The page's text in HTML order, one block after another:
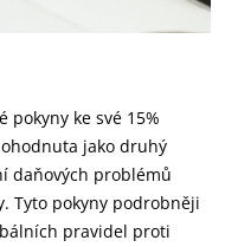
pokyny ke své 15%
jako druhý
daňových problémů
Tyto pokyny podrobněji
pravidel proti